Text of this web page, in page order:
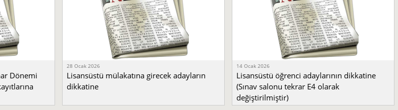
Dönemi
28 Ocak 2026
Lisansüstü mülakatına girecek adayların
dikkatine
14 Ocak 2026
Lisansüstü öğrenci adaylarının dikkatine
(Sınav salonu tekrar E4 olarak
değiştirilmiştir)